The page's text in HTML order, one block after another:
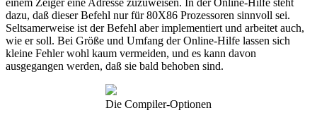
dazu, daß dieser Befehl nur für 80X86 Prozessoren sinnvoll sei.
Seltsamerweise ist der Befehl aber implementiert und arbeitet auch,
wie er soll. Bei Größe und Umfang der Online-Hilfe lassen sich
kleine Fehler wohl kaum vermeiden, und es kann davon
ausgegangen werden, daß sie bald behoben sind.
Die Compiler-Optionen